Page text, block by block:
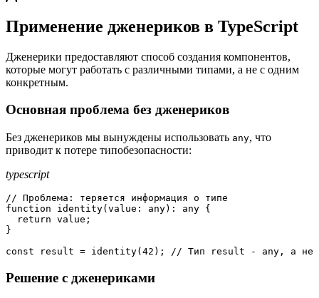
Применение дженериков в TypeScript
Дженерики предоставляют способ создания компонентов,
которые могут работать с различными типами, а не с одним
конкретным.
Основная проблема без дженериков
Без дженериков мы вынуждены использовать any, что
приводит к потере типобезопасности:
typescript
// Проблема: теряется информация о типе
function identity(value: any) : any {
return value;
}
const result = identity( 42 ); // Тип result - any, а не
Решение с дженериками